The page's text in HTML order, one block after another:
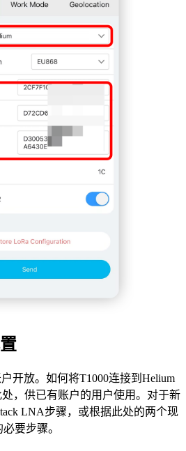
开放。如何将T1000连接到Helium
，供已有账户的用户使用。对于新
LNA步骤，或根据此处的两个现
要步骤。